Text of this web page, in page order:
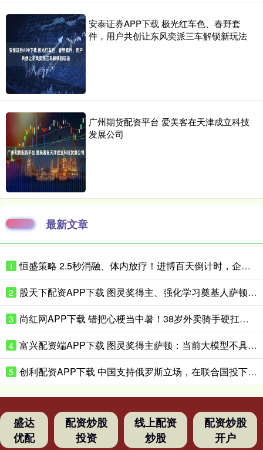
安泰证券APP下载 极光红车色、春野套
件，用户共创让东风奕派三车解锁新玩法
广州期货配资平台 爱美客在天津成立科技
发展公司
最新文章
1 恒盛策略 2.5秒消融、体内放疗！进博百天倒计时，企业亮出微创医疗硬核黑科技
2 股天下配资APP下载 图灵奖得主、强化学习奠基人萨顿：心理学是我的“秘密武器”
3 尚红网APP下载 错把心梗当中暑！38岁外卖骑手硬扛胸痛3小时，医生提醒来了！
4 富兴配资端APP下载 图灵奖得主萨顿：当前大模型不具备真实体验，到2040年有五成概率洞悉心智
5 创利配资APP下载 中国支持俄罗斯立场，在联合国投下反对票，为伊朗主持公道！
盛达
优配
配资炒股
投资
线上配资
炒股
配资炒股
开户